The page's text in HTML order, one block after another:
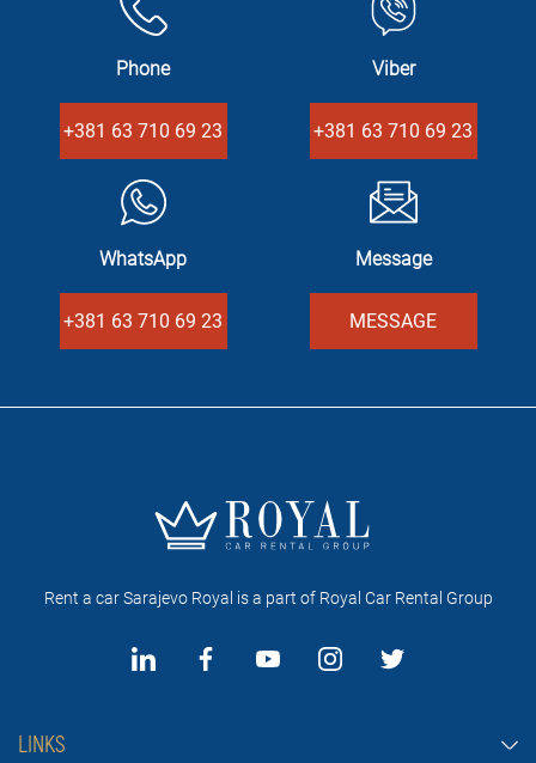
Phone
+381 63 710 69 23
Viber
+381 63 710 69 23
WhatsApp
+381 63 710 69 23
Message
MESSAGE
Rent a car Sarajevo Royal is a part of Royal Car Rental Group
LINKS